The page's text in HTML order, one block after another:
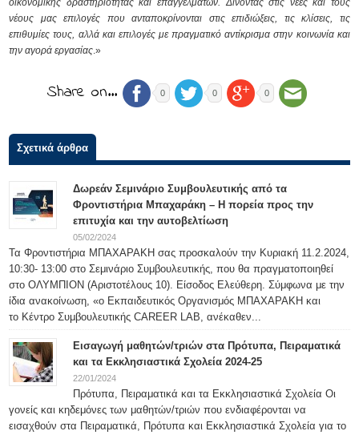
οικονομικής δραστηριότητας και επαγγελμάτων. Δίνοντας στις νέες και τους
νέους μας επιλογές που ανταποκρίνονται στις επιδιώξεις, τις κλίσεις, τις
επιθυμίες τους, αλλά και επιλογές με πραγματικό αντίκρισμα στην κοινωνία και
την αγορά εργασίας.»
Share on… 0 0 0
Σχετικά άρθρα
Δωρεάν Σεμινάριο Συμβουλευτικής από τα
Φροντιστήρια Μπαχαράκη – Η πορεία προς την
επιτυχία και την αυτοβελτίωση
05/02/2024
Τα Φροντιστήρια ΜΠΑΧΑΡΑΚΗ σας προσκαλούν την Κυριακή 11.2.2024,
10:30- 13:00 στο Σεμινάριο Συμβουλευτικής, που θα πραγματοποιηθεί
στο ΟΛΥΜΠΙΟΝ (Αριστοτέλους 10). Είσοδος Ελεύθερη. Σύμφωνα με την
ίδια ανακοίνωση, «ο Εκπαιδευτικός Οργανισμός ΜΠΑΧΑΡΑΚΗ και
το Κέντρο Συμβουλευτικής CAREER LAB, ανέκαθεν...
Εισαγωγή μαθητών/τριών στα Πρότυπα, Πειραματικά
και τα Εκκλησιαστικά Σχολεία 2024-25
22/01/2024
Πρότυπα, Πειραματικά και τα Εκκλησιαστικά Σχολεία Οι
γονείς και κηδεμόνες των μαθητών/τριών που ενδιαφέρονται να
εισαχθούν στα Πειραματικά, Πρότυπα και Εκκλησιαστικά Σχολεία για το